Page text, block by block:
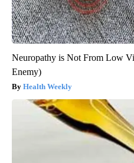
Neuropathy is Not From Low
Enemy)
Health Weekly